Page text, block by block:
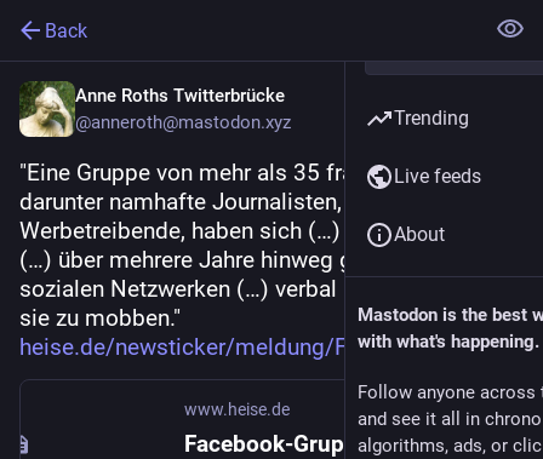
Back
Anne Roths Twitterbrücke
@anneroth@mastodon.xyz
"Eine Gruppe von mehr als 35 franz. Männern,
darunter namhafte Journalisten, PR-Berater und
Werbetreibende, haben sich (…) organisiert und
(…) über mehrere Jahre hinweg gezielt Frauen in
sozialen Netzwerken (…) verbal angegangen, um
sie zu mobben."
heise.de/newsticker/meldung/Fa
www.heise.de
Facebook-Gruppe La Ligue du LOL: Frauenhasser verabredeten sich zum Cybermobbing
Trending
Live feeds
About
Mastodon is the best
with what's happening.
Follow anyone across
and see it all in
algorithms, ads, or